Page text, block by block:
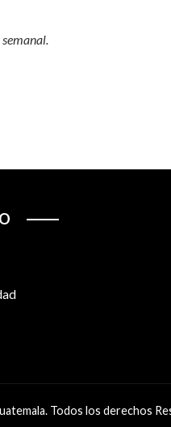
.
Todos los derechos